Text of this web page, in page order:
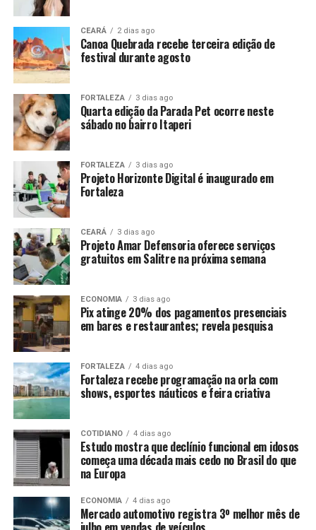
CEARÁ 2 dias ago
Canoa Quebrada recebe terceira edição de
festival durante agosto
FORTALEZA 3 dias ago
Quarta edição da Parada Pet ocorre neste
sábado no bairro Itaperi
FORTALEZA 3 dias ago
Projeto Horizonte Digital é inaugurado em
Fortaleza
CEARÁ 3 dias ago
Projeto Amar Defensoria oferece serviços
gratuitos em Salitre na próxima semana
ECONOMIA 3 dias ago
Pix atinge 20% dos pagamentos presenciais
em bares e restaurantes; revela pesquisa
FORTALEZA 4 dias ago
Fortaleza recebe programação na orla com
shows, esportes náuticos e feira criativa
COTIDIANO 4 dias ago
Estudo mostra que declínio funcional em idosos
começa uma década mais cedo no Brasil do que
na Europa
ECONOMIA 4 dias ago
Mercado automotivo registra 3º melhor mês de